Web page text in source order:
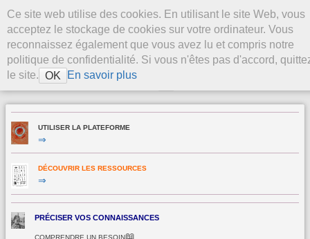
Aller au contenu
La Plateforme
Stevenson
UTILISER LA PLATEFORME
⇒
DÉCOUVRIR LES RESSOURCES
⇒
PRÉCISER VOS CONNAISSANCES
📖
Ce site web utilise des cookies. En utilisant le site Web, vous
acceptez le stockage de cookies sur votre ordinateur. Vous
reconnaissez également que vous avez lu et compris notre
politique de confidentialité. Si vous n'êtes pas d'accord,
le site. OK En savoir plus